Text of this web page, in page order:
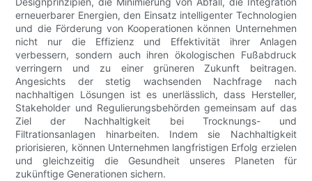
erneuerbarer Energien, den Einsatz intelligenter Technologien
und die Förderung von Kooperationen können Unternehmen
nicht nur die Effizienz und Effektivität ihrer Anlagen
verbessern, sondern auch ihren ökologischen Fußabdruck
verringern und zu einer grüneren Zukunft beitragen.
Angesichts der stetig wachsenden Nachfrage nach
nachhaltigen Lösungen ist es unerlässlich, dass Hersteller,
Stakeholder und Regulierungsbehörden gemeinsam auf das
Ziel der Nachhaltigkeit bei Trocknungs- und
Filtrationsanlagen hinarbeiten. Indem sie Nachhaltigkeit
priorisieren, können Unternehmen langfristigen Erfolg erzielen
und gleichzeitig die Gesundheit unseres Planeten für
zukünftige Generationen sichern.